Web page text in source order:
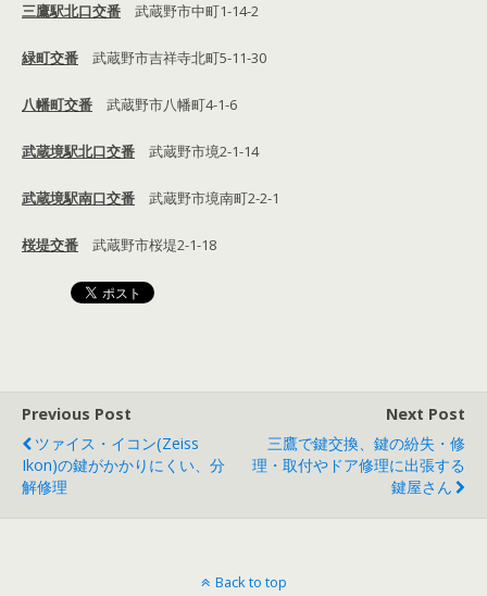
三鷹駅北口交番 武蔵野市中町1-14-2
緑町交番 武蔵野市吉祥寺北町5-11-30
八幡町交番 武蔵野市八幡町4-1-6
武蔵境駅北口交番 武蔵野市境2-1-14
武蔵境駅南口交番 武蔵野市境南町2-2-1
桜堤交番 武蔵野市桜堤2-1-18
Previous Post
ツァイス・イコン(zeiss
Ikon)の鍵がかかりにくい、分
解修理
Next Post
三鷹で鍵交換、鍵の紛失・修
理・取付やドア修理に出張する
鍵屋さん
Back to top